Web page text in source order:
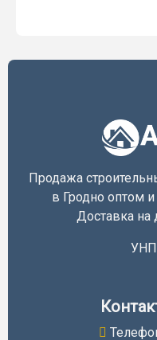
Продажа
в Гродно оптом
Доставка на